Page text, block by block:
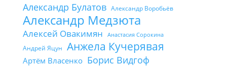
Александр Булатов Александр Воробьёв
Александр Медзюта
Алексей Овакимян Анастасия Сорокина
Андрей Яцун Анжела Кучерявая
Артём Власенко Борис Видгоф